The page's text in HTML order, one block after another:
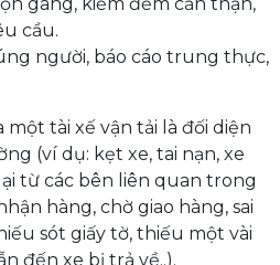
cầu.
người, báo cáo trung thực,
tài xế vận tải là đối diện
(ví dụ: kẹt xe, tai nạn, xe
từ các bên liên quan trong
hàng, chờ giao hàng, sai
sót giấy tờ, thiếu một vài
đến xe bị trả về..).